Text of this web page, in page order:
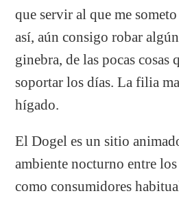
que servir al que me
así, aún consigo robar
ginebra, de las pocas cosas
soportar los días. La filia
hígado.
El Dogel es un sitio
ambiente nocturno entre los
como consumidores